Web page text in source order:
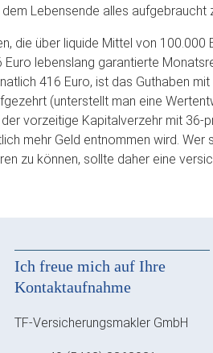
Lebensende alles aufgebraucht
die über liquide Mittel von 100.000
lebenslang garantierte
416 Euro, ist das Guthaben
(unterstellt man eine
vorzeitige Kapitalverzehr mit 36-
mehr Geld entnommen wird. Wer
zu können, sollte daher eine
Ich freue mich auf Ihre
Kontaktaufnahme
TF-Versicherungsmakler GmbH